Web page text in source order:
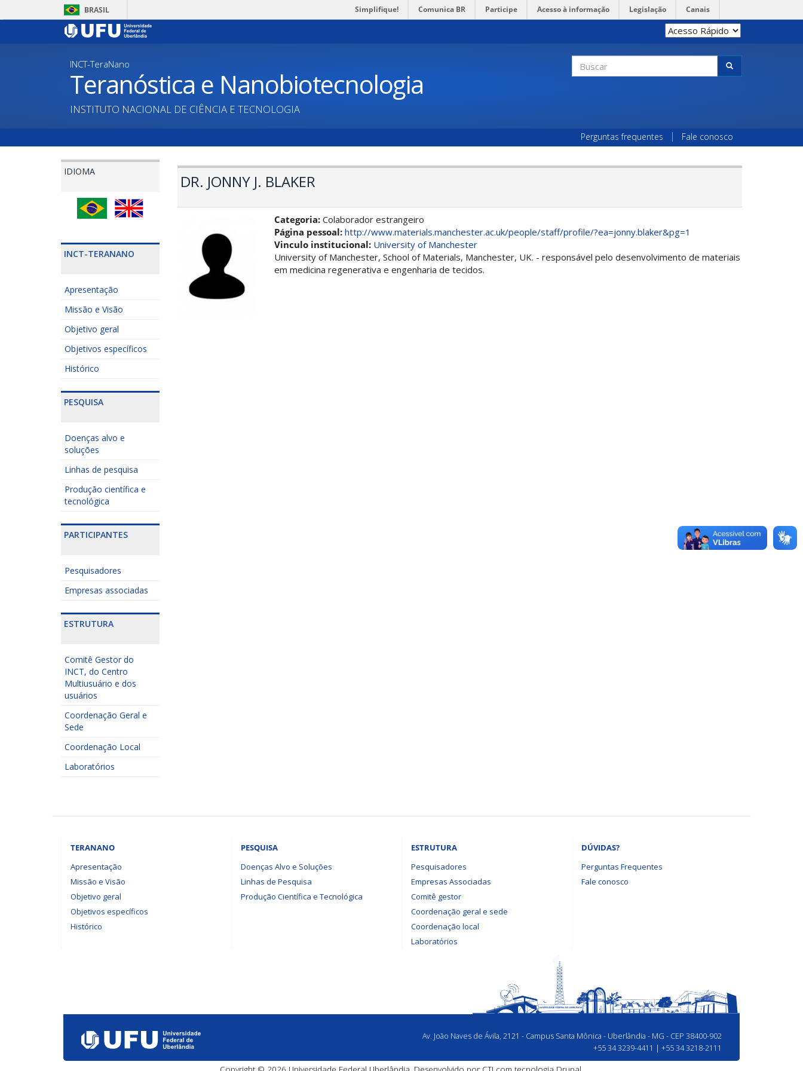
para
BRASIL Simplifique! Comunica BR Participe Acesso à informação Legislação Canais
INCT-TeraNano
Teranóstica e Nanobiotecnologia
INSTITUTO NACIONAL DE CIÊNCIA E TECNOLOGIA
Formulário
Perguntas frequentes Fale conosco
IDIOMA
INCT-TERANANO
Apresentação
Missão e Visão
Objetivo geral
Objetivos específicos
Histórico
PESQUISA
Doenças alvo e
soluções
Linhas de pesquisa
Produção científica e
tecnológica
PARTICIPANTES
Pesquisadores
Empresas associadas
ESTRUTURA
Comitê Gestor do
INCT, do Centro
Multiusuário e dos
usuários
Coordenação Geral e
Sede
Coordenação Local
Laboratórios
DR. JONNY J. BLAKER
Categoria:Colaborador estrangeiro
Página pessoal:http://www.materials.manchester.ac.uk/people/staff/profile/?ea=jonny.blaker&pg=1
Vinculo institucional: University of Manchester
University of Manchester, School of Materials, Manchester, UK. - responsável pelo desenvolvimento de materiais
em medicina regenerativa e engenharia de tecidos.
TERANANO
Apresentação
Missão e Visão
Objetivo geral
Objetivos específicos
Histórico
PESQUISA
Doenças Alvo e Soluções
Linhas de Pesquisa
Produção Científica e Tecnológica
ESTRUTURA
Pesquisadores
Empresas Associadas
Comitê gestor
Coordenação geral e sede
Coordenação local
Laboratórios
DÚVIDAS?
Perguntas Frequentes
Fale conosco
Av. João Naves de Ávila, 2121 - Campus Santa Mônica - Uberlândia - MG - CEP 38400-902
+55 34 3239-4411 | +55 34 3218-2111